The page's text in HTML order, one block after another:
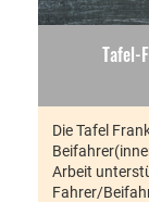
Tafel-
Die Tafel
Arbeit
Fahrer/